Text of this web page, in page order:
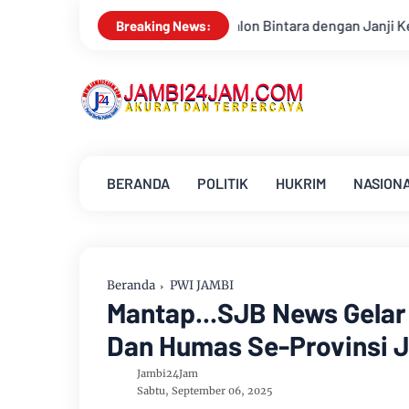
Breaking News:
Bintara dengan Janji Kelulusan Konsisten Alirkan
BERANDA POLITIK HUKRIM
Beranda PWI JAMBI
Mantap...SJB News
Dan Humas Se-Provinsi
Jambi24Jam
Sabtu, September 06, 2025